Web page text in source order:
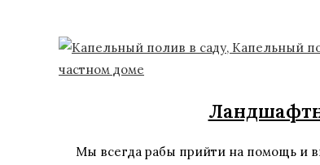
Мы всегда рабы прийти на помощь и